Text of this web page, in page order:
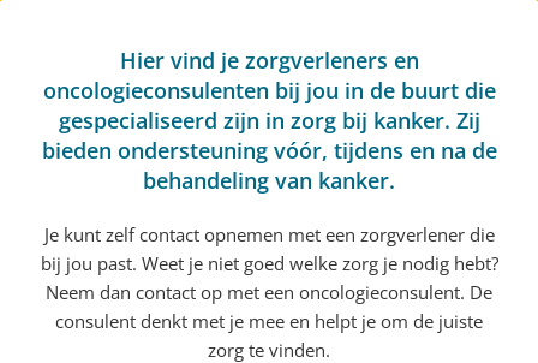
Hier vind je zorgverleners en
oncologieconsulenten bij jou in de buurt die
gespecialiseerd zijn in zorg bij kanker. Zij
bieden ondersteuning vóór, tijdens en na de
behandeling van kanker.
Je kunt zelf contact opnemen met een zorgverlener die
bij jou past. Weet je niet goed welke zorg je nodig hebt?
Neem dan contact op met een oncologieconsulent. De
consulent denkt met je mee en helpt je om de juiste
zorg te vinden.